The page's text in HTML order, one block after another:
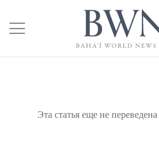
Эта статья еще не переведена